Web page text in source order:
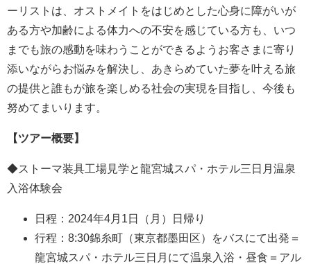
ーリストは、オストメイトをはじめとした心身に障がいが
ある方や加齢による体力への不安を感じている方も、いつ
までも旅の感動を味わうことができるようお客さまに寄り
添いながらお悩みを解決し、あきらめていた夢を叶える旅
の提供と誰もが旅を楽しめる社会の実現を目指し、今後も
努めてまいります。
【ツアー概要】
◆ストーマ装具工場見学と龍宮城スパ・ホテル三日月温泉
入浴体験会
日程：2024年4月1日（月）日帰り
行程：8:30錦糸町（東京都墨田区）をバスにて出発＝
龍宮城スパ・ホテル三日月にて温泉入浴・昼食＝アル